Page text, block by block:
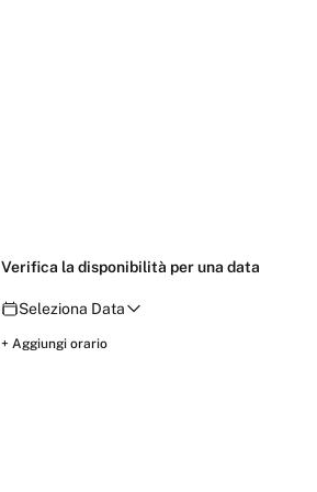
Verifica la disponibilità per una data
Seleziona Data
+ Aggiungi orario